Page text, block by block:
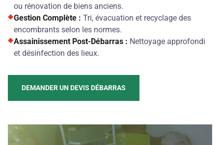
ou rénovation de biens anciens.
Gestion Complète : Tri, évacuation et recyclage des
encombrants selon les normes.
Assainissement Post-Débarras : Nettoyage approfondi
et désinfection des lieux.
DEMANDER UN DEVIS DÉBARRAS